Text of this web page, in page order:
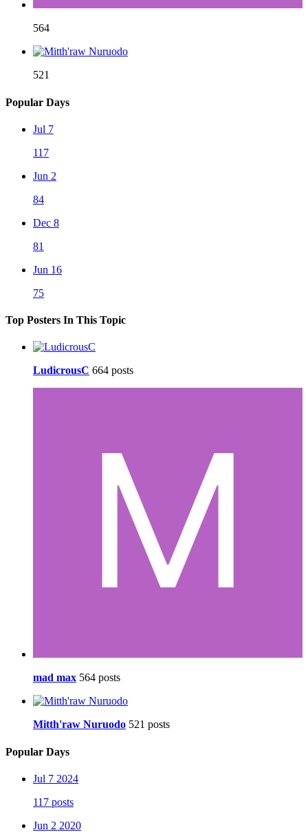
564
521
Popular Days
Jul 7
117
Jun 2
84
Dec 8
81
Jun 16
75
Top Posters In This Topic
LudicrousC 664 posts
mad max 564 posts
Mitth'raw Nuruodo 521 posts
Popular Days
Jul 7 2024
117 posts
Jun 2 2020